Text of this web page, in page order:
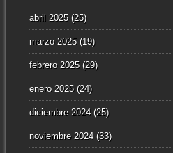
abril 2025(25)
marzo 2025(19)
febrero 2025(29)
enero 2025(24)
diciembre 2024(25)
noviembre 2024(33)